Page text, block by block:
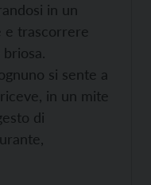
in un
e trascorrere
si sente a
in un mite
di